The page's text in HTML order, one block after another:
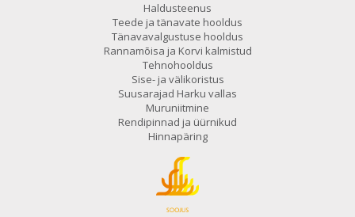
Haldusteenus
Teede ja tänavate hooldus
Tänavavalgustuse hooldus
Rannamõisa ja Korvi kalmistud
Tehnohooldus
Sise- ja välikoristus
Suusarajad Harku vallas
Muruniitmine
Rendipinnad ja üürnikud
Hinnapäring